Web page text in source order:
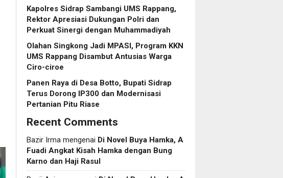
Kapolres Sidrap Sambangi UMS Rappang,
Rektor Apresiasi Dukungan Polri dan
Perkuat Sinergi dengan Muhammadiyah
Olahan Singkong Jadi MPASI, Program KKN
UMS Rappang Disambut Antusias Warga
Ciro-ciroe
Panen Raya di Desa Botto, Bupati Sidrap
Terus Dorong IP300 dan Modernisasi
Pertanian Pitu Riase
Recent Comments
Bazir Irma mengenai Di Novel Buya Hamka, A
Fuadi Angkat Kisah Hamka dengan Bung
Karno dan Haji Rasul